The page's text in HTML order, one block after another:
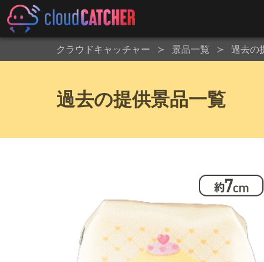
クラウドキャッチャー 景品一覧 過去の
過去の提供景品一覧